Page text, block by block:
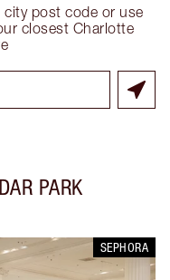
city post code or use
closest Charlotte
PARK
SEPHORA